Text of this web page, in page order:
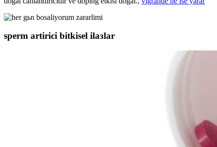
sperm artirici bitkisel ilaзlar